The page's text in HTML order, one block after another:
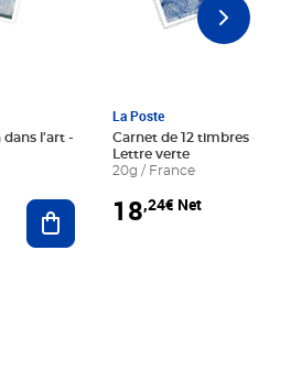
dans l'art -
Ajouter au panier
La Poste
Carnet de 12 timbres - Le
Lettre verte
20g / France
18,24€ Net